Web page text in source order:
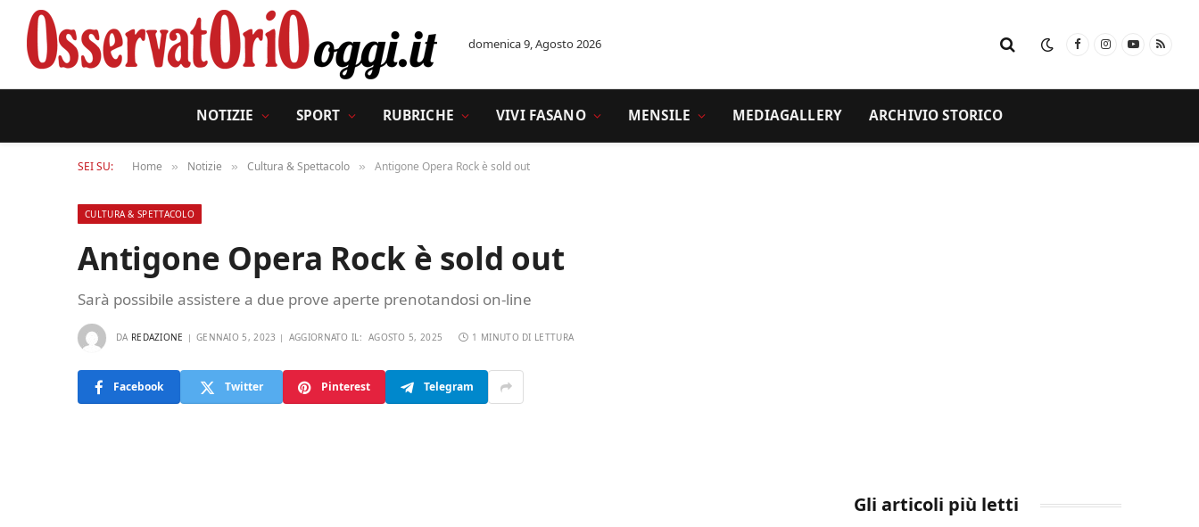
domenica 9, Agosto 2026 FacebookInstagram
YouTube
RSS
NOTIZIE SPORT RUBRICHE VIVI FASANO MENSILE MEDIAGALLERY ARCHIVIO STORICO
SEI SU: Home » Notizie » Cultura & Spettacolo » Antigone Opera Rock è sold out
CULTURA & SPETTACOLO
Antigone Opera Rock è sold out
Sarà possibile assistere a due prove aperte prenotandosi on-line
DA REDAZIONE GENNAIO 5, 2023 AGGIORNATO IL: AGOSTO 5, 2025 1 MINUTO DI LETTURA
Facebook Twitter Pinterest Telegram
Gli articoli più letti